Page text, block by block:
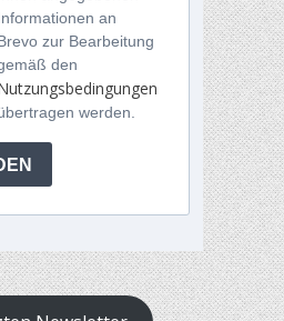
an
zur Bearbeitung
den
werden.